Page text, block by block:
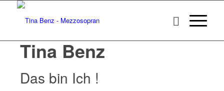
Tina Benz
Das bin Ich !